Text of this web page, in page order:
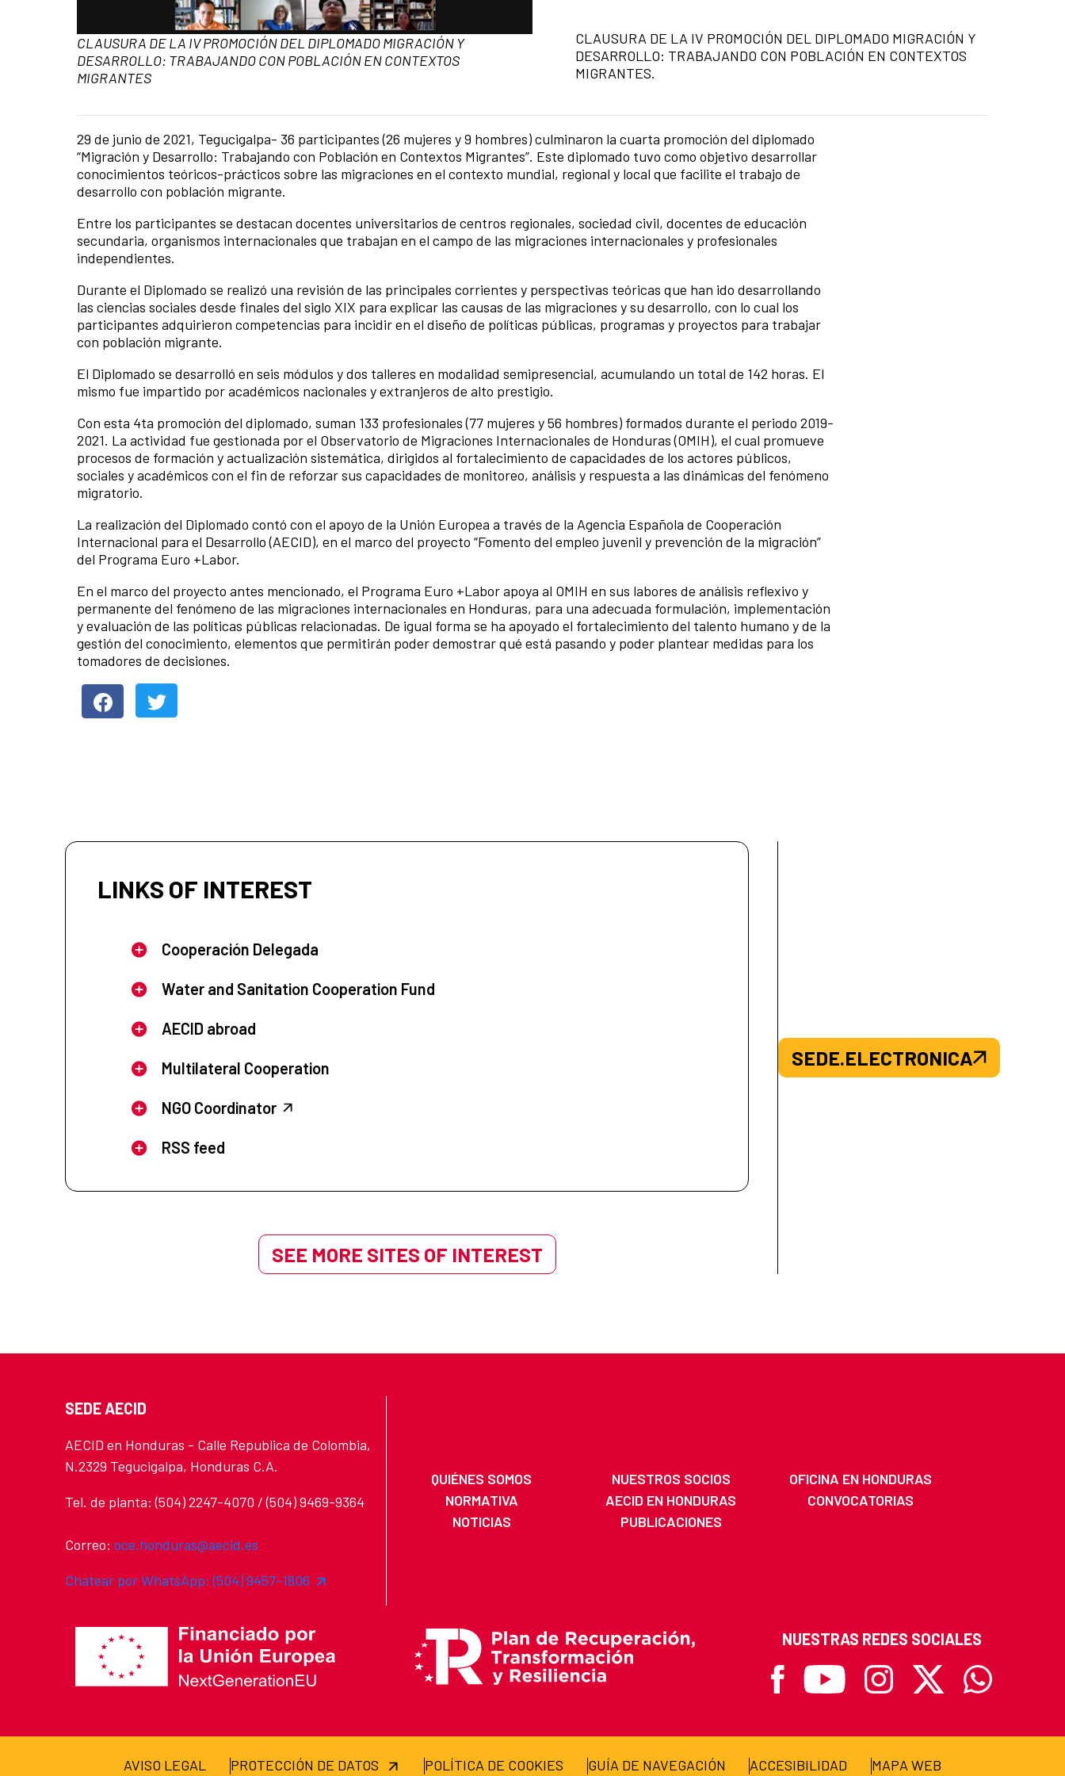
Caption:
CLAUSURA DE LA IV PROMOCIÓN DEL DIPLOMADO MIGRACIÓN Y
DESARROLLO: TRABAJANDO CON POBLACIÓN EN CONTEXTOS
MIGRANTES
CLAUSURA DE LA IV PROMOCIÓN DEL DIPLOMADO MIGRACIÓN Y
DESARROLLO: TRABAJANDO CON POBLACIÓN EN CONTEXTOS
MIGRANTES.
News content
29 de junio de 2021, Tegucigalpa- 36 participantes (26 mujeres y 9 hombres) culminaron la cuarta promoción del diplomado
“Migración y Desarrollo: Trabajando con Población en Contextos Migrantes”. Este diplomado tuvo como objetivo desarrollar
conocimientos teóricos-prácticos sobre las migraciones en el contexto mundial, regional y local que facilite el trabajo de
desarrollo con población migrante.
Entre los participantes se destacan docentes universitarios de centros regionales, sociedad civil, docentes de educación
secundaria, organismos internacionales que trabajan en el campo de las migraciones internacionales y profesionales
independientes.
Durante el Diplomado se realizó una revisión de las principales corrientes y perspectivas teóricas que han ido desarrollando
las ciencias sociales desde finales del siglo XIX para explicar las causas de las migraciones y su desarrollo, con lo cual los
participantes adquirieron competencias para incidir en el diseño de políticas públicas, programas y proyectos para trabajar
con población migrante.
El Diplomado se desarrolló en seis módulos y dos talleres en modalidad semipresencial, acumulando un total de 142 horas. El
mismo fue impartido por académicos nacionales y extranjeros de alto prestigio.
Con esta 4ta promoción del diplomado, suman 133 profesionales (77 mujeres y 56 hombres) formados durante el periodo 2019-
2021. La actividad fue gestionada por el Observatorio de Migraciones Internacionales de Honduras (OMIH), el cual promueve
procesos de formación y actualización sistemática, dirigidos al fortalecimiento de capacidades de los actores públicos,
sociales y académicos con el fin de reforzar sus capacidades de monitoreo, análisis y respuesta a las dinámicas del fenómeno
migratorio.
La realización del Diplomado contó con el apoyo de la Unión Europea a través de la Agencia Española de Cooperación
Internacional para el Desarrollo (AECID), en el marco del proyecto “Fomento del empleo juvenil y prevención de la migración”
del Programa Euro +Labor.
En el marco del proyecto antes mencionado, el Programa Euro +Labor apoya al OMIH en sus labores de análisis reflexivo y
permanente del fenómeno de las migraciones internacionales en Honduras, para una adecuada formulación, implementación
y evaluación de las políticas públicas relacionadas. De igual forma se ha apoyado el fortalecimiento del talento humano y de la
gestión del conocimiento, elementos que permitirán poder demostrar qué está pasando y poder plantear medidas para los
tomadores de decisiones.
LINKS OF INTEREST
Cooperación Delegada
Water and Sanitation Cooperation Fund
AECID abroad
Multilateral Cooperation
NGO Coordinator
RSS feed
SEE MORE SITES OF INTEREST
SEDE.ELECTRONICA
SEDE AECID
AECID en Honduras - Calle Republica de Colombia,
N.2329 Tegucigalpa, Honduras C.A.
Tel. de planta: (504) 2247-4070 / (504) 9469-9364
Correo: oce.honduras@aecid.es
Chatear por WhatsApp: (504) 9457-1806
QUIÉNES SOMOS NUESTROS SOCIOS
OFICINA EN HONDURAS
NORMATIVA
AECID EN HONDURAS
CONVOCATORIAS
NOTICIAS
PUBLICACIONES
NUESTRAS REDES SOCIALES
Facebook
Youtube Instagram
X Whatsapp
AVISO LEGAL PROTECCIÓN DE DATOS POLÍTICA DE COOKIES GUÍA DE NAVEGACIÓN ACCESIBILIDAD MAPA WEB